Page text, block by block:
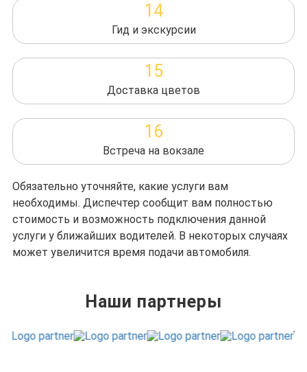
14
Гид и экскурсии
15
Доставка цветов
16
Встреча на вокзале
Обязательно уточняйте, какие услуги вам
необходимы. Диспечтер сообщит вам полностью
стоимость и возможность подключения данной
услуги у ближайших водителей. В некоторых случаях
может увеличится время подачи автомобиля.
Наши партнеры